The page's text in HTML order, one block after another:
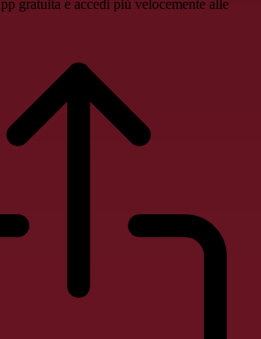
gratuita e accedi più velocemente alle